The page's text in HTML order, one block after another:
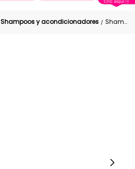
Shampoos y acondicionadores / Shampoo Anticaspa y Anticaída Ortiga Herbacol